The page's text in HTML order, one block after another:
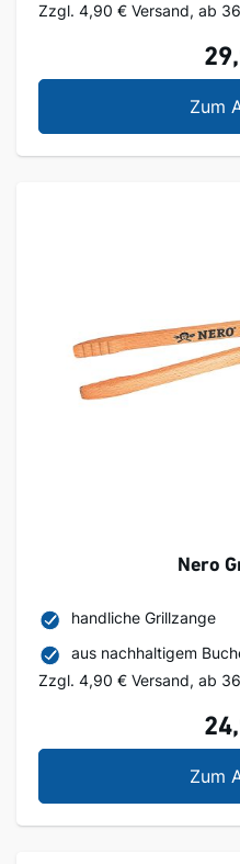
Zzgl. 4,90 € Versand, ab
Zum
Nero
handliche Grillzange
aus nachhaltigem
Zzgl. 4,90 € Versand, ab
Zum